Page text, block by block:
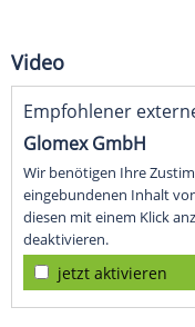
Video
Empfohlener
Glomex GmbH
Wir benötigen Ihre
eingebundenen Inhalt
diesen mit einem Klick
deaktivieren.
jetzt aktivieren